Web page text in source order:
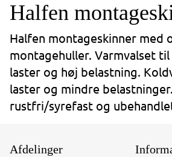
Halfen
Halfen montageskinner med
montagehuller. Varmvalset til
laster og høj belastning.
laster og mindre
rustfri/syrefast og
Afdelinger